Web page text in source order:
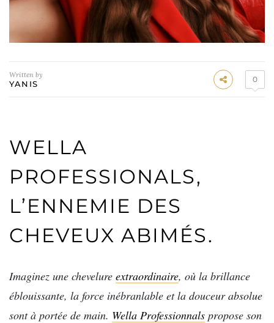
Written by
YANIS 0
WELLA
PROFESSIONALS,
L’ENNEMIE DES
CHEVEUX ABIMÉS.
Imaginez une chevelure extraordinaire, où la brillance
éblouissante, la force inébranlable et la douceur absolue
sont à portée de main. Wella Professionnals propose son